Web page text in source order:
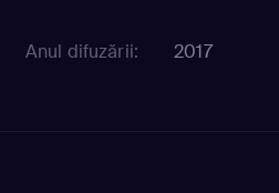
Anul difuzării:
2017